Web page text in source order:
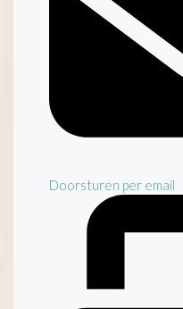
Doorsturen per email